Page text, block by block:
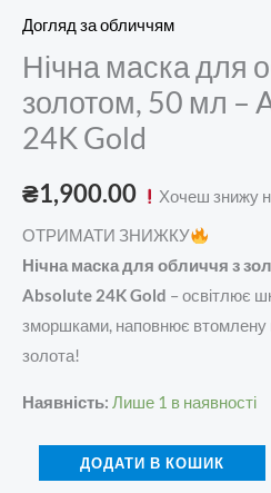
Догляд за обличчям
Нічна маска для
золотом, 50 мл –
24K Gold
₴1,900.00 Хочеш знижу
ОТРИМАТИ ЗНИЖКУ
Нічна маска для обличчя з
Absolute 24K Gold – освітлює
зморшками, наповнює втомлену
золота!
Наявність: Лише 1 в наявності
ДОДАТИ В КОШИК